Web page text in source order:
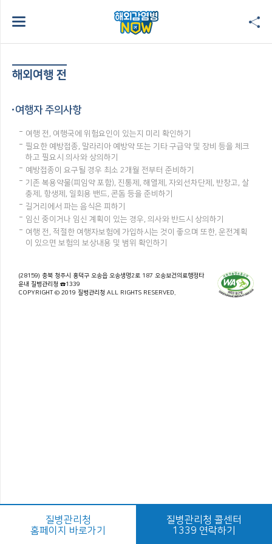
해외여행 전
여행자 주의사항
여행 전, 여행국에 위험요인이 있는지 미리 확인하기
필요한 예방접종, 말라리아 예방약 또는 기타 구급약 및 장비 등을 체크
하고 필요시 의사와 상의하기
예방접종이 요구될 경우 최소 2개월 전부터 준비하기
기존 복용약물(피임약 포함), 진통제, 해열제, 자외선차단제, 반창고, 살
충제, 항생제, 일회용 밴드, 콘돔 등을 준비하기
길거리에서 파는 음식은 피하기
임신 중이거나 임신 계획이 있는 경우, 의사와 반드시 상의하기
여행 전, 적절한 여행자보험에 가입하시는 것이 좋으며 또한, 운전계획
이 있으면 보험의 보상내용 및 범위 확인하기
(28159) 충북 청주시 흥덕구 오송읍 오송생명2로 187 오송보건의료행정타
운내 질병관리청 ☎1339
COPYRIGHT © 2019 질병관리청 ALL RIGHTS RESERVED.
질병관리청
홈페이지 바로가기
질병관리청 콜센터
1339 연락하기